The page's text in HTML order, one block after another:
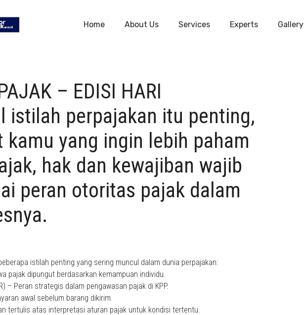
Home About Us Services Experts Gallery
– EDISI HARI
istilah perpajakan itu penting,
kamu yang ingin lebih paham
hak dan kewajiban wajib
peran otoritas pajak dalam
istilah penting yang sering muncul dalam dunia perpajakan:
pajak dipungut berdasarkan kemampuan individu.
– Peran strategis dalam pengawasan pajak di KPP.
awal sebelum barang dikirim.
tertulis atas interpretasi aturan pajak untuk kondisi tertentu.